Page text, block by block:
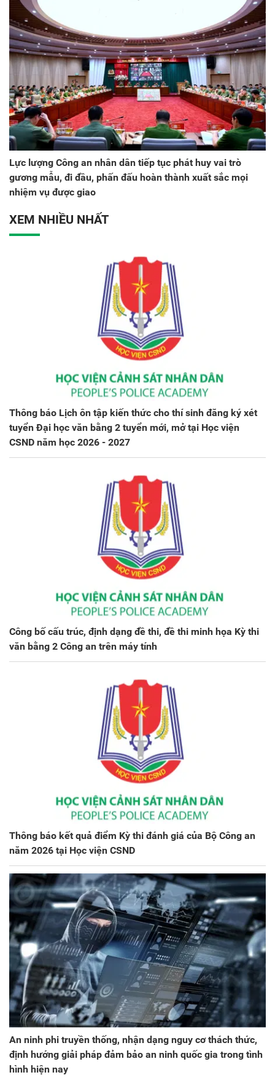
Lực lượng Công an nhân dân tiếp tục phát huy vai trò
gương mẫu, đi đầu, phấn đấu hoàn thành xuất sắc mọi
nhiệm vụ được giao
XEM NHIỀU NHẤT
Thông báo Lịch ôn tập kiến thức cho thí sinh đăng ký xét
tuyển Đại học văn bằng 2 tuyển mới, mở tại Học viện
CSND năm học 2026 - 2027
Công bố cấu trúc, định dạng đề thi, đề thi minh họa Kỳ thi
văn bằng 2 Công an trên máy tính
Thông báo kết quả điểm Kỳ thi đánh giá của Bộ Công an
năm 2026 tại Học viện CSND
An ninh phi truyền thống, nhận dạng nguy cơ thách thức,
định hướng giải pháp đảm bảo an ninh quốc gia trong tình
hình hiện nay